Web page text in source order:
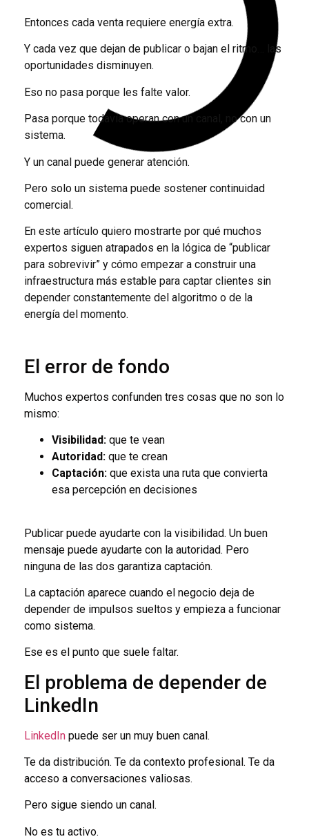
Entonces cada venta requiere energía extra.
Y cada vez que dejan de publicar o bajan el ritmo… las
oportunidades disminuyen.
Eso no pasa porque les falte valor.
Pasa porque todavía operan con un canal, no con un
sistema.
Y un canal puede generar atención.
Pero solo un sistema puede sostener continuidad
comercial.
En este artículo quiero mostrarte por qué muchos
expertos siguen atrapados en la lógica de “publicar
para sobrevivir” y cómo empezar a construir una
infraestructura más estable para captar clientes sin
depender constantemente del algoritmo o de la
energía del momento.
El error de fondo
Muchos expertos confunden tres cosas que no son lo
mismo:
Visibilidad: que te vean
Autoridad: que te crean
Captación: que exista una ruta que convierta
esa percepción en decisiones
Publicar puede ayudarte con la visibilidad. Un buen
mensaje puede ayudarte con la autoridad. Pero
ninguna de las dos garantiza captación.
La captación aparece cuando el negocio deja de
depender de impulsos sueltos y empieza a funcionar
como sistema.
Ese es el punto que suele faltar.
El problema de depender de
LinkedIn
LinkedIn puede ser un muy buen canal.
Te da distribución. Te da contexto profesional. Te da
acceso a conversaciones valiosas.
Pero sigue siendo un canal.
No es tu activo.